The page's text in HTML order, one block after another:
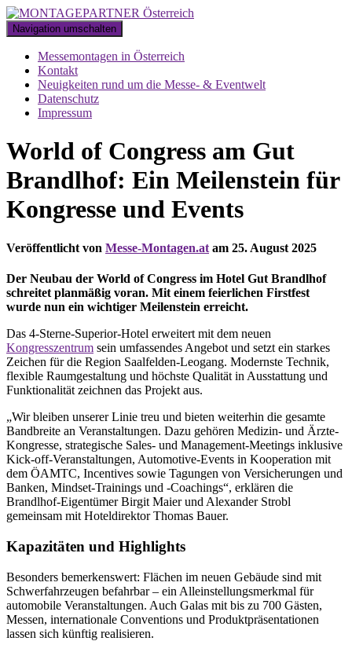
Navigation umschalten
Messemontagen in Österreich
Kontakt
Neuigkeiten rund um die Messe- & Eventwelt
Datenschutz
Impressum
World of Congress am Gut
Brandlhof: Ein Meilenstein für
Kongresse und Events
Veröffentlicht von Messe-Montagen.at am 25. August 2025
Der Neubau der World of Congress im Hotel Gut Brandlhof
schreitet planmäßig voran. Mit einem feierlichen Firstfest
wurde nun ein wichtiger Meilenstein erreicht.
Das 4-Sterne-Superior-Hotel erweitert mit dem neuen
Kongresszentrum sein umfassendes Angebot und setzt ein starkes
Zeichen für die Region Saalfelden-Leogang. Modernste Technik,
flexible Raumgestaltung und höchste Qualität in Ausstattung und
Funktionalität zeichnen das Projekt aus.
„Wir bleiben unserer Linie treu und bieten weiterhin die gesamte
Bandbreite an Veranstaltungen. Dazu gehören Medizin- und Ärzte-
Kongresse, strategische Sales- und Management-Meetings inklusive
Kick-off-Veranstaltungen, Automotive-Events in Kooperation mit
dem ÖAMTC, Incentives sowie Tagungen von Versicherungen und
Banken, Mindset-Trainings und -Coachings“, erklären die
Brandlhof-Eigentümer Birgit Maier und Alexander Strobl
gemeinsam mit Hoteldirektor Thomas Bauer.
Kapazitäten und Highlights
Besonders bemerkenswert: Flächen im neuen Gebäude sind mit
Schwerfahrzeugen befahrbar – ein Alleinstellungsmerkmal für
automobile Veranstaltungen. Auch Galas mit bis zu 700 Gästen,
Messen, internationale Conventions und Produktpräsentationen
lassen sich künftig realisieren.